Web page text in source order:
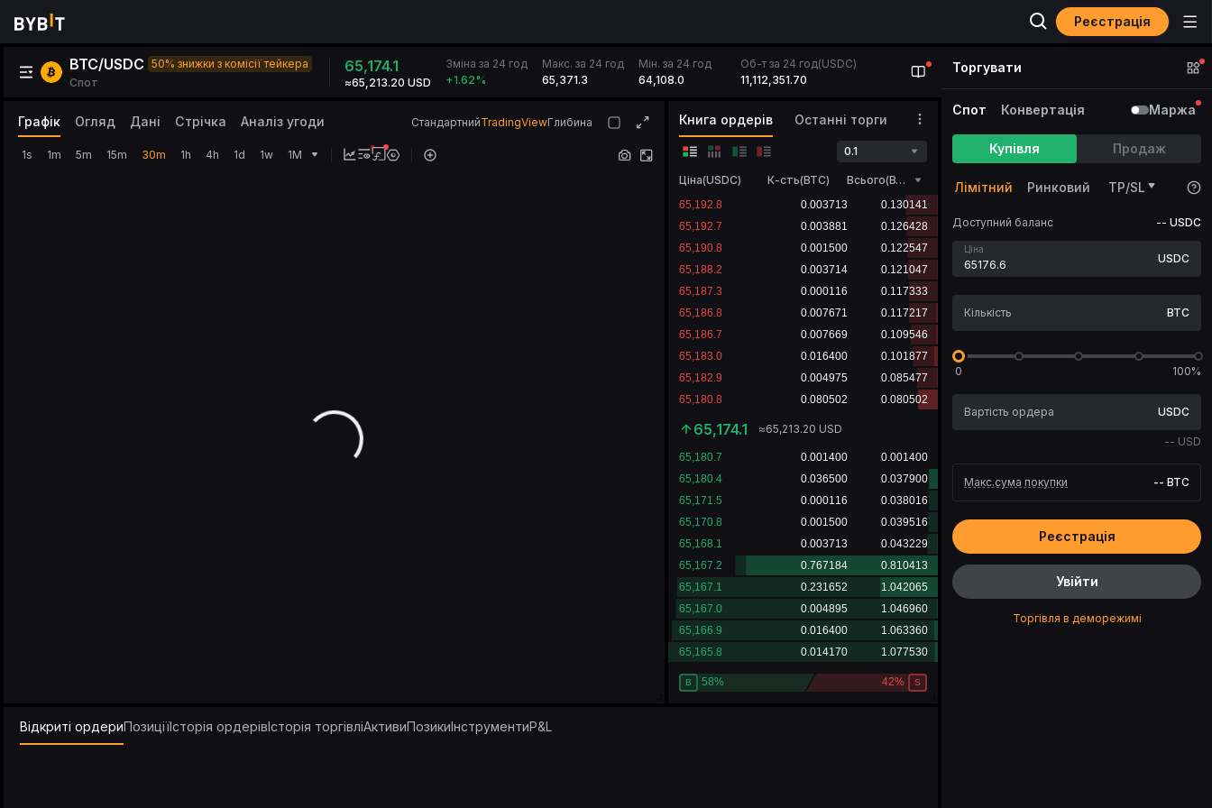
Реєстрація
BTC/USDC 50% знижки з комісії тейкера
Спот
65,174.1
≈65,213.20 USD
Зміна за 24 год
+1.62%
Макс. за 24 год
65,371.3
Мін. за 24 год
64,108.0
Об-т за 24 год(USDC)
11,112,351.70
Графік Огляд Дані Стрічка Аналіз угоди СтандартнийTradingViewГлибина
1s 1m 5m 15m 30m 1h 4h 1d 1w 1M
Книга ордерів Останні торги
0.1
Ціна(USDC) К-сть(BTC) Всього(BTC)
65,174.1 ≈65,213.20 USD
Відкриті ордериПозиціїІсторія ордерівІсторія торгівліАктивиПозикиІнструментиP&L
Торгувати
Спот Конвертація Маржа
Купівля Продаж
Лімітний Ринковий TP/SL
Доступний баланс -- USDC
Ціна
USDC
BTC
0 100%
USDC
-- USD
Макс.сума покупки -- BTC
Реєстрація
Увійти
Торгівля в деморежимі